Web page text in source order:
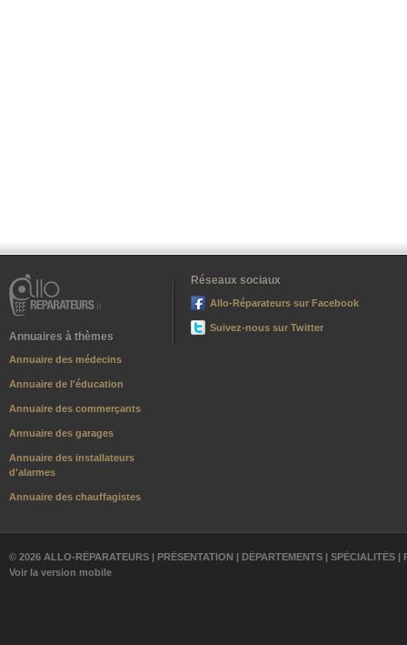
Annuaires à thèmes
Annuaire des médecins
Annuaire de l'éducation
Annuaire des commerçants
Annuaire des garages
Annuaire des installateurs
d'alarmes
Annuaire des chauffagistes
Réseaux sociaux
Allo-Réparateurs sur Facebook
Suivez-nous sur Twitter
© 2026 ALLO-RÉPARATEURS | PRÉSENTATION | DÉPARTEMENTS | SPÉCIALITÉS |
Voir la version mobile